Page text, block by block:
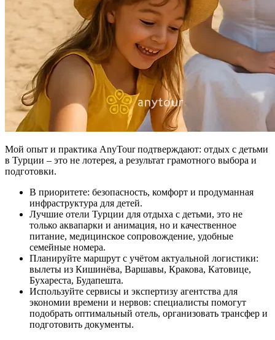
Мой опыт и практика AnyTour подтверждают: отдых с детьми
в Турции – это не лотерея, а результат грамотного выбора и
подготовки.
В приоритете: безопасность, комфорт и продуманная
инфраструктура для детей.
Лучшие отели Турции для отдыха с детьми, это не
только аквапарки и анимация, но и качественное
питание, медицинское сопровождение, удобные
семейные номера.
Планируйте маршрут с учётом актуальной логистики:
вылеты из Кишинёва, Варшавы, Кракова, Катовице,
Бухареста, Будапешта.
Используйте сервисы и экспертизу агентства для
экономии времени и нервов: специалисты помогут
подобрать оптимальный отель, организовать трансфер и
подготовить документы.